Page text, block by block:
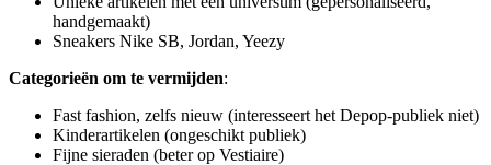
handgemaakt)
Sneakers Nike SB, Jordan, Yeezy
Categorieën om te vermijden:
Fast fashion, zelfs nieuw (interesseert het Depop-publiek niet)
Kinderartikelen (ongeschikt publiek)
Fijne sieraden (beter op Vestiaire)